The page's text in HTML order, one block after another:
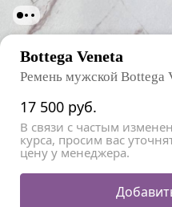
Bottega Veneta
Ремень мужской Bottega
17 500 руб.
В связи с частым
курса, просим вас
цену у менеджера.